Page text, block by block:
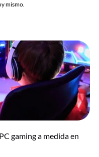
mismo.
gaming a medida en